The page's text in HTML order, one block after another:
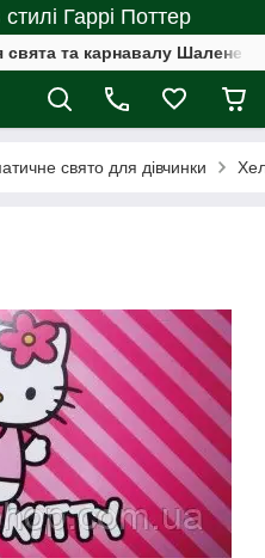
Гаррі Поттер
свята та карнавалу Шалене
свято для дівчинки